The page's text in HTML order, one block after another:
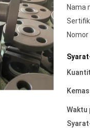
Nama
Waktu